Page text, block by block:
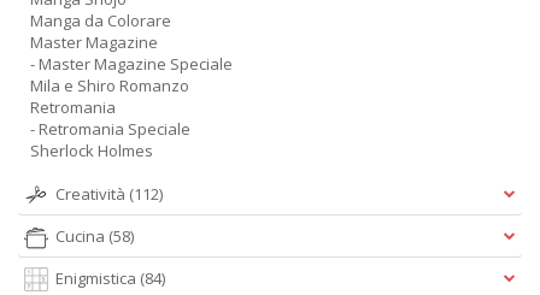
Manga da Colorare
Master Magazine
- Master Magazine Speciale
Mila e Shiro Romanzo
Retromania
- Retromania Speciale
Sherlock Holmes
Creatività (112)
Cucina (58)
Enigmistica (84)